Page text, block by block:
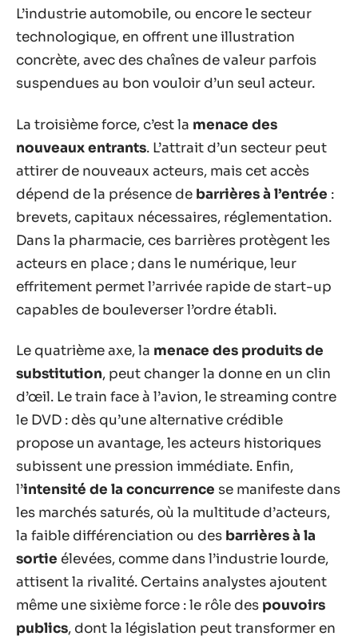
L’industrie automobile, ou encore le secteur
technologique, en offrent une illustration
concrète, avec des chaînes de valeur parfois
suspendues au bon vouloir d’un seul acteur.
La troisième force, c’est la menace des
nouveaux entrants. L’attrait d’un secteur peut
attirer de nouveaux acteurs, mais cet accès
dépend de la présence de barrières à l’entrée :
brevets, capitaux nécessaires, réglementation.
Dans la pharmacie, ces barrières protègent les
acteurs en place ; dans le numérique, leur
effritement permet l’arrivée rapide de start-up
capables de bouleverser l’ordre établi.
Le quatrième axe, la menace des produits de
substitution, peut changer la donne en un clin
d’œil. Le train face à l’avion, le streaming contre
le DVD : dès qu’une alternative crédible
propose un avantage, les acteurs historiques
subissent une pression immédiate. Enfin,
l’intensité de la concurrence se manifeste dans
les marchés saturés, où la multitude d’acteurs,
la faible différenciation ou des barrières à la
sortie élevées, comme dans l’industrie lourde,
attisent la rivalité. Certains analystes ajoutent
même une sixième force : le rôle des pouvoirs
publics, dont la législation peut transformer en